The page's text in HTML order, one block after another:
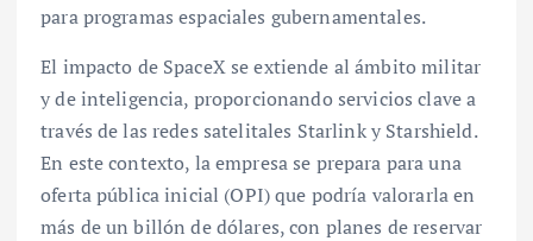
para programas espaciales gubernamentales.
El impacto de SpaceX se extiende al ámbito militar
y de inteligencia, proporcionando servicios clave a
través de las redes satelitales Starlink y Starshield.
En este contexto, la empresa se prepara para una
oferta pública inicial (OPI) que podría valorarla en
más de un billón de dólares, con planes de reservar